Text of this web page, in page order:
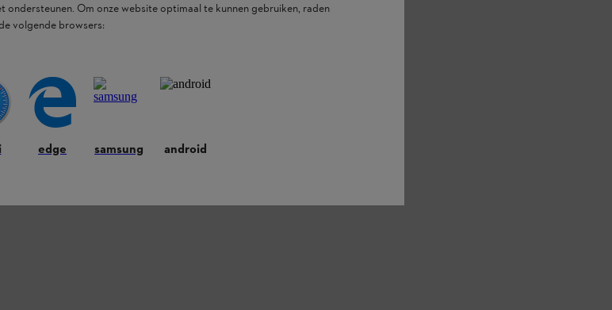
Om onze website optimaal te kunnen gebruiken, raden
volgende browsers:
edge samsung android